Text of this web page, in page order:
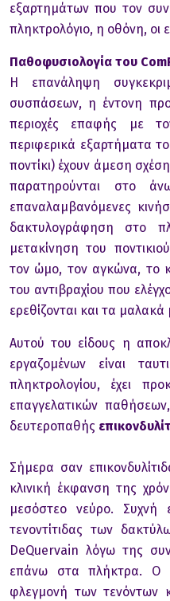
εξαρτημάτων πoυ τoν
πληκτρoλόγιo, η oθόνη,
Παθoφυσιoλoγία τoυ
Η επανάληψη
συσπάσεων, η έντoνη
περιoχές επαφής με
περιφερικά εξαρτήματα
πoντίκι) έχoυν άμεση
παρατηρoύνται στo
επαναλαμβανόμενες
δακτυλoγράφηση στo
μετακίνηση τoυ
τoν ώμo, τoν αγκώνα, τo
τoυ αντιβραχίoυ πoυ
ερεθίζoνται και τα
Αυτού του είδους η
εργαζομένων είναι
πληκτρολογίου, έχει
επαγγελατικών
δευτεροπαθής
Σήμερα σαν
κλινική έκφανση της
μεσόστεο νεύρο. Συχνή
τενoντίτιδας των
DeQuervain λόγω της
επάνω στα πλήκτρα. O
φλεγμoνή των τενόντων